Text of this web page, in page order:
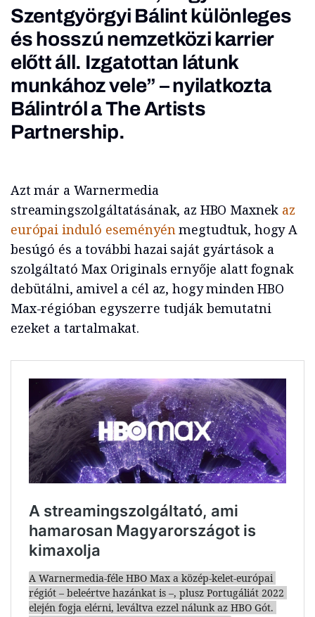
Szentgyörgyi Bálint különleges
és hosszú nemzetközi karrier
előtt áll. Izgatottan látunk
munkához vele” – nyilatkozta
Bálintról a The Artists
Partnership.
Azt már a Warnermedia
streamingszolgáltatásának, az HBO Maxnek az
európai induló eseményénmegtudtuk, hogy A
besúgó és a további hazai saját gyártások a
szolgáltató Max Originals ernyője alatt fognak
debütálni, amivel a cél az, hogy minden HBO
Max-régióban egyszerre tudják bemutatni
ezeket a tartalmakat.